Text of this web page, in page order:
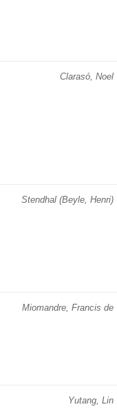
Clarasó, Noel
Stendhal (Beyle, Henri)
Miomandre, Francis de
Yutang, Lin